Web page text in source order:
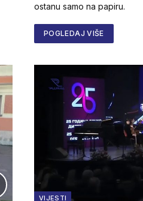
ostanu samo na papiru.
POGLEDAJ VIŠE
VIJESTI